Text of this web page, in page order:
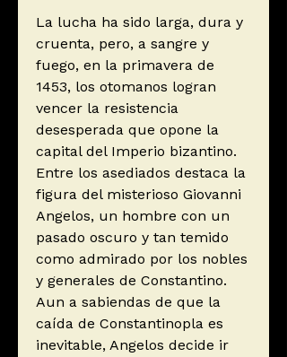
La lucha ha sido larga, dura y
cruenta, pero, a sangre y
fuego, en la primavera de
1453, los otomanos logran
vencer la resistencia
desesperada que opone la
capital del Imperio bizantino.
Entre los asediados destaca la
figura del misterioso Giovanni
Angelos, un hombre con un
pasado oscuro y tan temido
como admirado por los nobles
y generales de Constantino.
Aun a sabiendas de que la
caída de Constantinopla es
inevitable, Angelos decide ir